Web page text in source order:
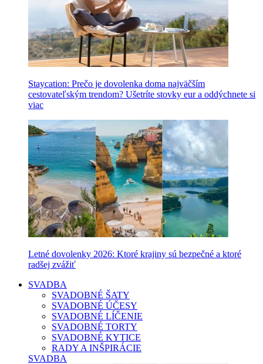
Staycation: Prečo je dovolenka doma najväčším
cestovateľským trendom? Ušetríte stovky eur a oddýchnete si
viac
Letné dovolenky 2026: Ktoré krajiny sú bezpečné a ktoré
radšej zvážiť
SVADBA
SVADOBNÉ ŠATY
SVADOBNÉ ÚČESY
SVADOBNÉ LÍČENIE
SVADOBNÉ TORTY
SVADOBNÉ KYTICE
RADY A INŠPIRÁCIE
SVADBA